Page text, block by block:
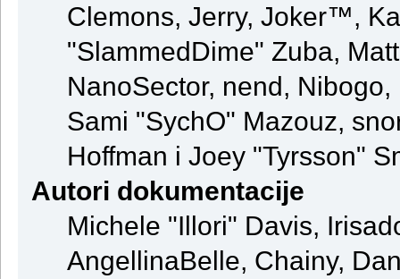
Clemons, Jerry, Joker™,
"SlammedDime" Zuba,
NanoSector, nend,
Sami "SychO" Mazouz,
Hoffman i Joey "Tyrsson"
Autori dokumentacije
Michele "Illori" Davis,
AngellinaBelle, Chainy,